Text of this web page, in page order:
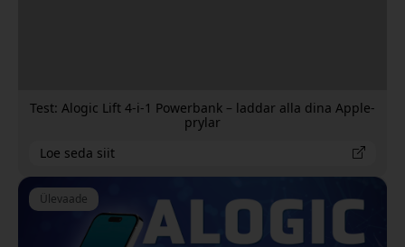
Test: Alogic Lift 4-i-1 Powerbank – laddar alla dina Apple-
prylar
Loe seda siit
Ülevaade